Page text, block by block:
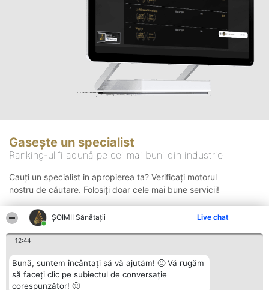
ŞOIMII Sănătații Live chat
12:44
Bună, suntem încântați să vă ajutăm! 🙂 Vă rugăm
să faceți clic pe subiectul de conversație
corespunzător! 🙂
Gasește un specialist
Ranking-ul îi adună pe cei mai buni din industrie
Cauți un specialist in apropierea ta? Verificați motorul
nostru de căutare. Folosiți doar cele mai bune servicii!